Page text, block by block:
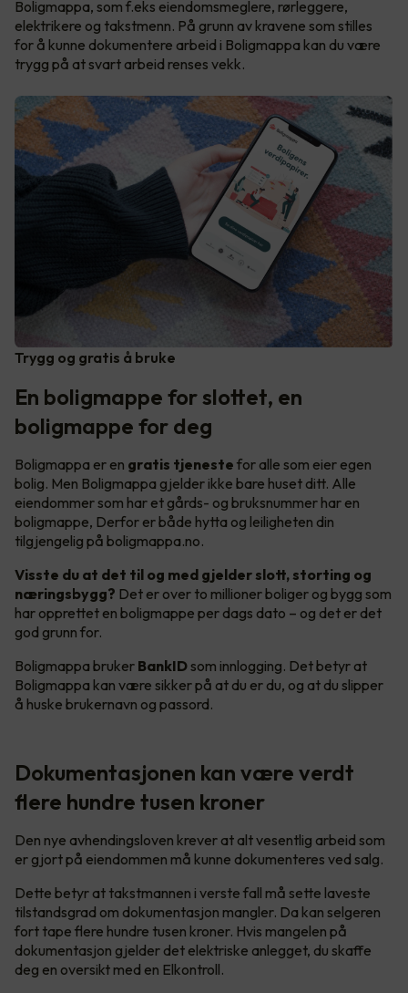
Boligmappa, som f.eks eiendomsmeglere, rørleggere,
elektrikere og takstmenn. På grunn av kravene som stilles
for å kunne dokumentere arbeid i Boligmappa kan du være
trygg på at svart arbeid renses vekk.
Trygg og gratis å bruke
En boligmappe for slottet, en
boligmappe for deg
Boligmappa er en gratis tjeneste for alle som eier egen
bolig. Men Boligmappa gjelder ikke bare huset ditt. Alle
eiendommer som har et gårds- og bruksnummer har en
boligmappe, Derfor er både hytta og leiligheten din
tilgjengelig på boligmappa.no.
Visste du at det til og med gjelder slott, storting og
næringsbygg? Det er over to millioner boliger og bygg som
har opprettet en boligmappe per dags dato – og det er det
god grunn for.
Boligmappa bruker BankIDsom innlogging. Det betyr at
Boligmappa kan være sikker på at du er du, og at du slipper
å huske brukernavn og passord.
Dokumentasjonen kan være verdt
flere hundre tusen kroner
Den nye avhendingsloven krever at alt vesentlig arbeid som
er gjort på eiendommen må kunne dokumenteres ved salg.
Dette betyr at takstmannen i verste fall må sette laveste
tilstandsgrad om dokumentasjon mangler. Da kan selgeren
fort tape flere hundre tusen kroner. Hvis mangelen på
dokumentasjon gjelder det elektriske anlegget, du skaffe
deg en oversikt med en Elkontroll.